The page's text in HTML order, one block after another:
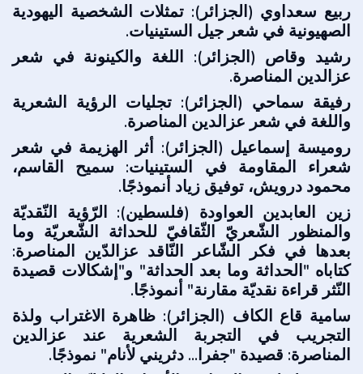
ربيع سعداوي (الجزائر): تمثلات الشخصية اليهودية
الصهيونية في شعر جيل الستينيات.
رشيد وقاص (الجزائر): اللغة والكينونة في شعر
عزالدين المناصرة.
رفيقة سماحي (الجزائر): تجليات الرؤية الشعرية
واللغة في شعر عزالدين المناصرة.
روميسة إسماعيل (الجزائر): أثر الهزيمة في شعر
شعراء المقاومة في الستينيات: سميح القاسم،
محمود درويش، توفيق زياد أنموذجًا.
زين العابدين العواودة (فلسطين): الرّؤية النّقديّة
والمنظور الشّعريّ الثّقافيّ للحداثة الشّعريّة وما
بعدها في فكر الشّاعر النّاقد عزالدّين المناصرة:
كتاباه "الحداثة وما بعد الحداثة" و"إشكالات قصيدة
النّثر قراءة نقديّة مقارنة" أنموذجًا.
سامية قاع الكاف (الجزائر): ظاهرة الاغتراب ولذة
التجريب في التجربة الشعرية عند عزالدين
المناصرة: قصيدة "جفرا... دثريني لأنام" نموذجًا.